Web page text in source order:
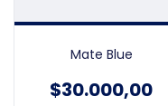
Mate Blue
$30.000,00